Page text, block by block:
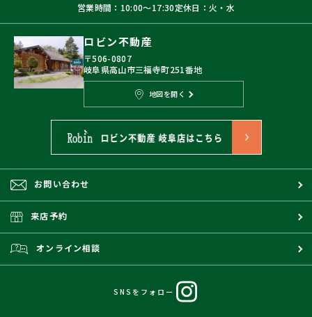
営業時間：10:00〜17:30定休日：火・水
ロビン不動産
〒506-0807
岐阜県高山市三福寺町251番地
地図を開く
お問い合わせ
来店予約
オンライン相談
SNSをフォロー